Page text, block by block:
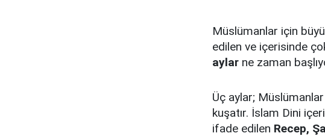
Müslümanlar için
edilen ve içerisinde
aylarne zaman
Üç aylar;
kuşatır. İslam Dini
ifade edilen Recep,